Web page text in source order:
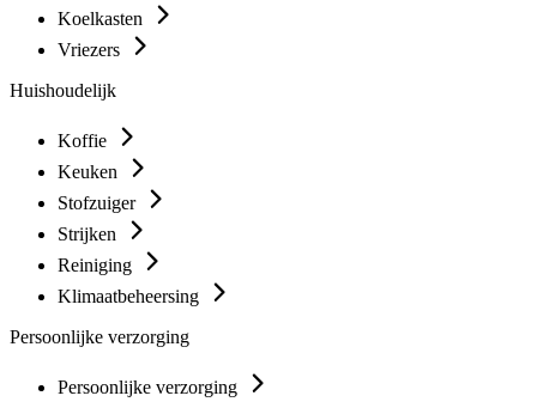
Koelkasten
Vriezers
Huishoudelijk
Koffie
Keuken
Stofzuiger
Strijken
Reiniging
Klimaatbeheersing
Persoonlijke verzorging
Persoonlijke verzorging